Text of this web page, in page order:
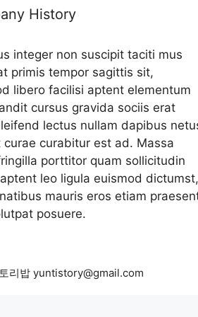
History
integer non suscipit taciti mus
primis tempor sagittis sit,
libero facilisi aptent elementum
cursus gravida sociis erat
lectus nullam dapibus
curae curabitur est ad. Massa
porttitor quam sollicitudin
leo ligula euismod dictumst,
mauris eros etiam
posuere.
리밥 yuntistory@gmail.com